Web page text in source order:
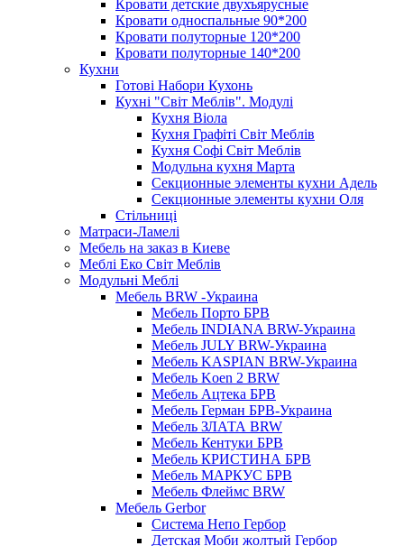
Кровати детские двухъярусные
Кровати односпальные 90*200
Кровати полуторные 120*200
Кровати полуторные 140*200
Кухни
Готові Набори Кухонь
Кухні "Світ Меблів". Модулі
Кухня Віола
Кухня Графіті Світ Меблів
Кухня Софі Світ Меблів
Модульна кухня Марта
Секционные элементы кухни Адель
Секционные элементы кухни Оля
Стільниці
Матраси-Ламелі
Мебель на заказ в Киеве
Меблі Еко Світ Меблів
Модульні Меблі
Мебель BRW -Украина
Мебель Порто БРВ
Мебель INDIANA BRW-Украина
Мебель JULY BRW-Украина
Мебель KASPIAN BRW-Украина
Мебель Koen 2 BRW
Мебель Ацтека БРВ
Мебель Герман БРВ-Украина
Мебель ЗЛАТА BRW
Мебель Кентуки БРВ
Мебель КРИСТИНА БРВ
Мебель МАРКУС БРВ
Мебель Флеймс BRW
Мебель Gerbor
Cистема Непо Гербор
Детская Моби жолтый Гербор